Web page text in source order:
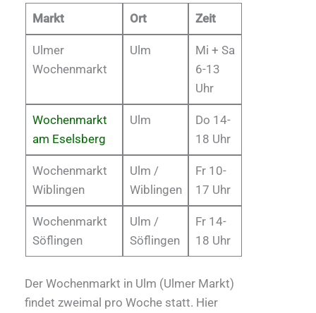
Markt
Ort Zeit
Ulmer
Wochenmarkt
Ulm
Mi + Sa
6-13
Uhr
Wochenmarkt
am Eselsberg
Ulm
Do 14-
18 Uhr
Wochenmarkt
Wiblingen
Ulm /
Wiblingen
Fr 10-
17 Uhr
Wochenmarkt
Söflingen
Ulm /
Söflingen
Fr 14-
18 Uhr
Der Wochenmarkt in Ulm (Ulmer Markt)
findet zweimal pro Woche statt. Hier